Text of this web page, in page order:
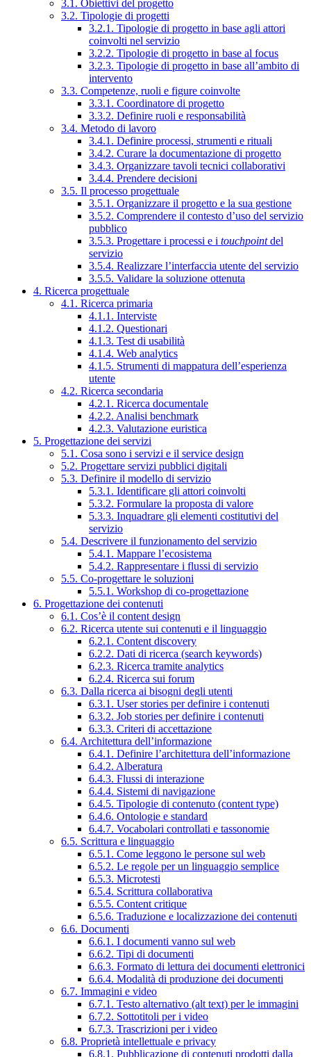
3.1. Obiettivi del progetto
3.2. Tipologie di progetti
3.2.1. Tipologie di progetto in base agli attori
coinvolti nel servizio
3.2.2. Tipologie di progetto in base al focus
3.2.3. Tipologie di progetto in base all’ambito di
intervento
3.3. Competenze, ruoli e figure coinvolte
3.3.1. Coordinatore di progetto
3.3.2. Definire ruoli e responsabilità
3.4. Metodo di lavoro
3.4.1. Definire processi, strumenti e rituali
3.4.2. Curare la documentazione di progetto
3.4.3. Organizzare tavoli tecnici collaborativi
3.4.4. Prendere decisioni
3.5. Il processo progettuale
3.5.1. Organizzare il progetto e la sua gestione
3.5.2. Comprendere il contesto d’uso del servizio
pubblico
3.5.3. Progettare i processi e i touchpointdel
servizio
3.5.4. Realizzare l’interfaccia utente del servizio
3.5.5. Validare la soluzione ottenuta
4. Ricerca progettuale
4.1. Ricerca primaria
4.1.1. Interviste
4.1.2. Questionari
4.1.3. Test di usabilità
4.1.4. Web analytics
4.1.5. Strumenti di mappatura dell’esperienza
utente
4.2. Ricerca secondaria
4.2.1. Ricerca documentale
4.2.2. Analisi benchmark
4.2.3. Valutazione euristica
5. Progettazione dei servizi
5.1. Cosa sono i servizi e il service design
5.2. Progettare servizi pubblici digitali
5.3. Definire il modello di servizio
5.3.1. Identificare gli attori coinvolti
5.3.2. Formulare la proposta di valore
5.3.3. Inquadrare gli elementi costitutivi del
servizio
5.4. Descrivere il funzionamento del servizio
5.4.1. Mappare l’ecosistema
5.4.2. Rappresentare i flussi di servizio
5.5. Co-progettare le soluzioni
5.5.1. Workshop di co-progettazione
6. Progettazione dei contenuti
6.1. Cos’è il content design
6.2. Ricerca utente sui contenuti e il linguaggio
6.2.1. Content discovery
6.2.2. Dati di ricerca (search keywords)
6.2.3. Ricerca tramite analytics
6.2.4. Ricerca sui forum
6.3. Dalla ricerca ai bisogni degli utenti
6.3.1. User stories per definire i contenuti
6.3.2. Job stories per definire i contenuti
6.3.3. Criteri di accettazione
6.4. Architettura dell’informazione
6.4.1. Definire l’architettura dell’informazione
6.4.2. Alberatura
6.4.3. Flussi di interazione
6.4.4. Sistemi di navigazione
6.4.5. Tipologie di contenuto (content type)
6.4.6. Ontologie e standard
6.4.7. Vocabolari controllati e tassonomie
6.5. Scrittura e linguaggio
6.5.1. Come leggono le persone sul web
6.5.2. Le regole per un linguaggio semplice
6.5.3. Microtesti
6.5.4. Scrittura collaborativa
6.5.5. Content critique
6.5.6. Traduzione e localizzazione dei contenuti
6.6. Documenti
6.6.1. I documenti vanno sul web
6.6.2. Tipi di documenti
6.6.3. Formato di lettura dei documenti elettronici
6.6.4. Modalità di produzione dei documenti
6.7. Immagini e video
6.7.1. Testo alternativo (alt text) per le immagini
6.7.2. Sottotitoli per i video
6.7.3. Trascrizioni per i video
6.8. Proprietà intellettuale e privacy
6.8.1. Pubblicazione di contenuti prodotti dalla